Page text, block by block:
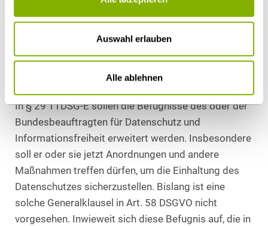
Auswahl erlauben
Alle ablehnen
durchgehenden und sicheren Verschlüsselung
gelesen werden können. Die Höhe der Bußgelder soll
In § 29 TTDSG-E sollen die Befugnisse des oder der
Bundesbeauftragten für Datenschutz und
Informationsfreiheit erweitert werden. Insbesondere
soll er oder sie jetzt Anordnungen und andere
Maßnahmen treffen dürfen, um die Einhaltung des
Datenschutzes sicherzustellen. Bislang ist eine
solche Generalklausel in Art. 58 DSGVO nicht
vorgesehen. Inwieweit sich diese Befugnis auf, die in